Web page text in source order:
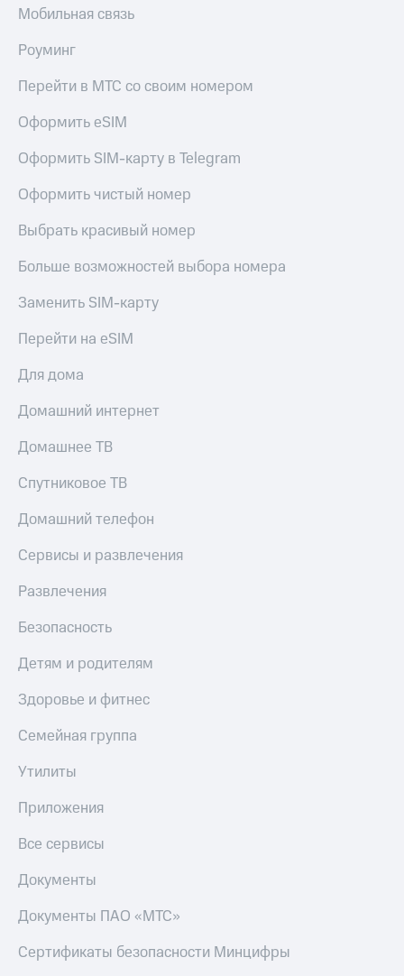
Мобильная связь
Роуминг
Перейти в МТС со своим номером
Оформить eSIM
Оформить SIM-карту в Telegram
Оформить чистый номер
Выбрать красивый номер
Больше возможностей выбора номера
Заменить SIM-карту
Перейти на eSIM
Для дома
Домашний интернет
Домашнее ТВ
Спутниковое ТВ
Домашний телефон
Сервисы и развлечения
Развлечения
Безопасность
Детям и родителям
Здоровье и фитнес
Семейная группа
Утилиты
Приложения
Все сервисы
Документы
Документы ПАО «МТС»
Сертификаты безопасности Минцифры